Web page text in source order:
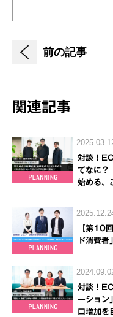
前の記事
関連記事
対談！
てなに
始める、
【第10
ド消費
対談！
ーショ
口増加を